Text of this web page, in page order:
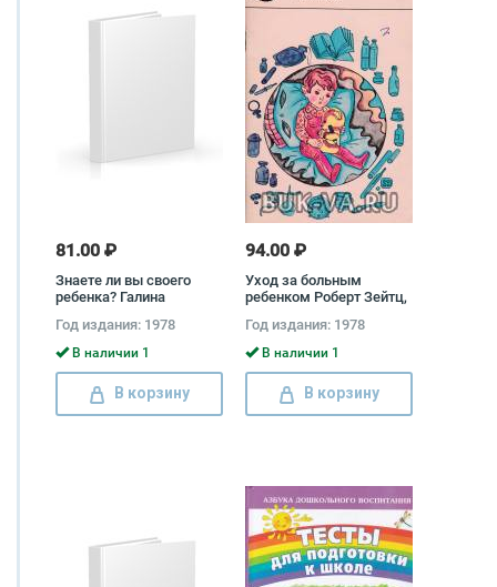
81.00 ₽
Знаете ли вы своего
ребенка? Галина
Год издания: 1978
В наличии 1
В корзину
94.00 ₽
Уход за больным
ребенком Роберт Зейтц,
Год издания: 1978
В наличии 1
В корзину